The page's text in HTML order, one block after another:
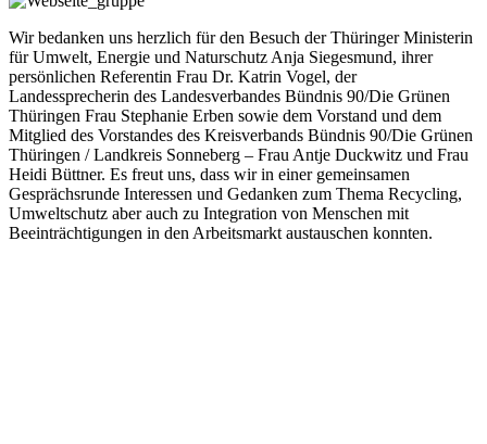
Wir bedanken uns herzlich für den Besuch der Thüringer Ministerin
für Umwelt, Energie und Naturschutz Anja Siegesmund, ihrer
persönlichen Referentin Frau Dr. Katrin Vogel, der
Landessprecherin des Landesverbandes Bündnis 90/Die Grünen
Thüringen Frau Stephanie Erben sowie dem Vorstand und dem
Mitglied des Vorstandes des Kreisverbands Bündnis 90/Die Grünen
Thüringen / Landkreis Sonneberg – Frau Antje Duckwitz und Frau
Heidi Büttner. Es freut uns, dass wir in einer gemeinsamen
Gesprächsrunde Interessen und Gedanken zum Thema Recycling,
Umweltschutz aber auch zu Integration von Menschen mit
Beeinträchtigungen in den Arbeitsmarkt austauschen konnten.